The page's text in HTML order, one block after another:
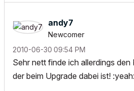
andy7
Newcomer
‎2010-06-30 09:54 PM
Sehr nett finde ich allerdings den
der beim Upgrade dabei ist! :yeah: